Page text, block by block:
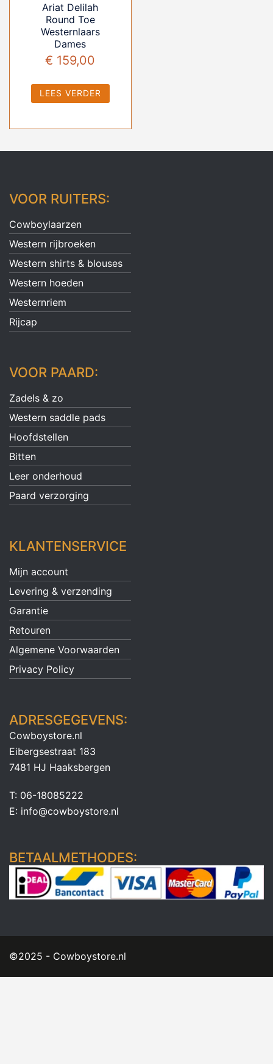
Ariat Delilah
Round Toe
Westernlaars
Dames
€ 159,00
LEES VERDER
VOOR RUITERS:
Cowboylaarzen
Western rijbroeken
Western shirts & blouses
Western hoeden
Westernriem
Rijcap
VOOR PAARD:
Zadels & zo
Western saddle pads
Hoofdstellen
Bitten
Leer onderhoud
Paard verzorging
KLANTENSERVICE
Mijn account
Levering & verzending
Garantie
Retouren
Algemene Voorwaarden
Privacy Policy
ADRESGEGEVENS:
Cowboystore.nl
Eibergsestraat 183
7481 HJ Haaksbergen
T: 06-18085222
E: info@cowboystore.nl
BETAALMETHODES:
©2025 - Cowboystore.nl